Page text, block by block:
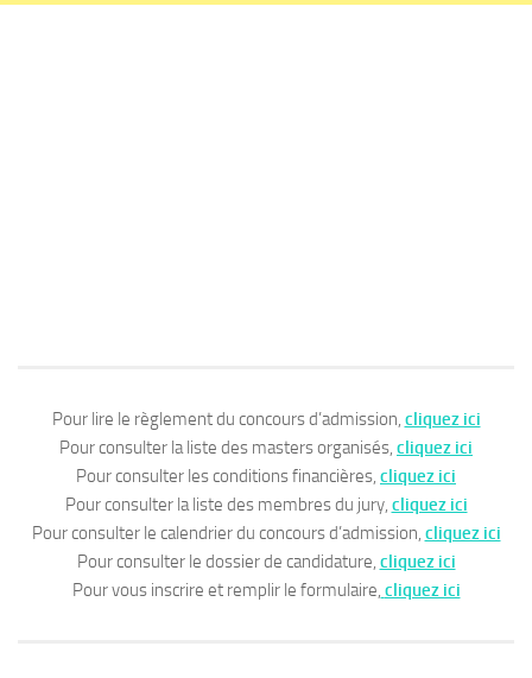
Pour lire le règlement du concours d’admission, cliquez ici
Pour consulter la liste des masters organisés, cliquez ici
Pour consulter les conditions financières, cliquez ici
Pour consulter la liste des membres du jury, cliquez ici
Pour consulter le calendrier du concours d’admission, cliquez ici
Pour consulter le dossier de candidature, cliquez ici
Pour vous inscrire et remplir le formulaire, cliquez ici